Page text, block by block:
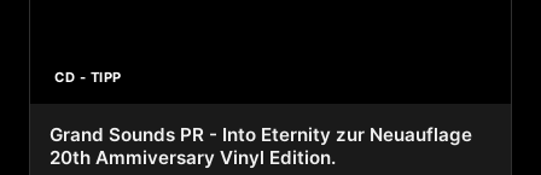
CD - TIPP
Grand Sounds PR - Into Eternity zur Neuauflage
20th Ammiversary Vinyl Edition.